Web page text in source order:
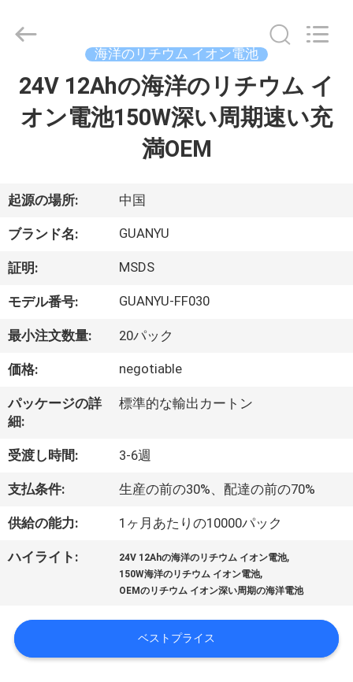
家
私
達
に
つ
て
旅
行
質
管
Shenzhen
guanyu
technology
All
Rights
Developed
海洋のリチウム イオン電池
24V 12Ahの海洋のリチウム イ
オン電池150W深い周期速い充
満OEM
起源の場所: 中国
ブランド名: GUANYU
証明: MSDS
モデル番号: GUANYU-FF030
最小注文数量: 20パック
価格: negotiable
パッケージの詳
細:
標準的な輸出カートン
受渡し時間: 3-6週
支払条件: 生産の前の30%、配達の前の70%
供給の能力: 1ヶ月あたりの10000パック
ハイライト: 24V 12Ahの海洋のリチウム イオン電池,
150W海洋のリチウム イオン電池,
OEMのリチウム イオン深い周期の海洋電池
ベストプライス